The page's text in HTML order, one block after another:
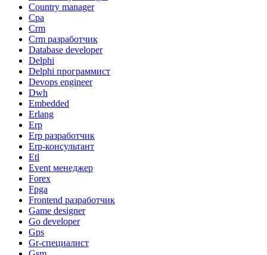
Country manager
Cpa
Crm
Crm разработчик
Database developer
Delphi
Delphi программист
Devops engineer
Dwh
Embedded
Erlang
Erp
Erp разработчик
Erp-консультант
Etl
Event менеджер
Forex
Fpga
Frontend разработчик
Game designer
Go developer
Gps
Gr-специалист